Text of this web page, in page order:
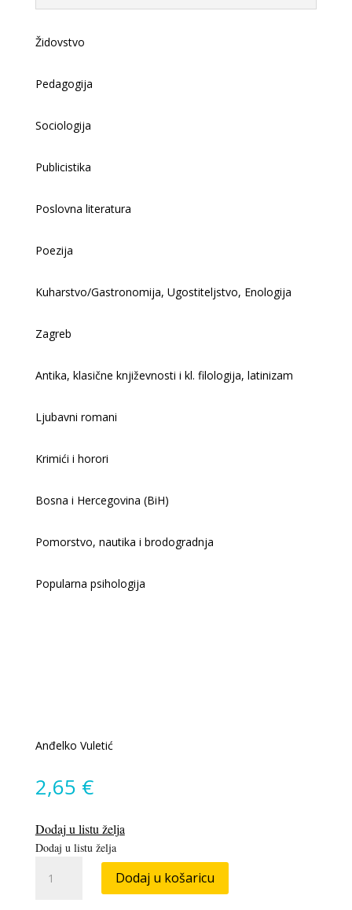
Židovstvo
Pedagogija
Sociologija
Publicistika
Poslovna literatura
Poezija
Kuharstvo/Gastronomija, Ugostiteljstvo, Enologija
Zagreb
Antika, klasične književnosti i kl. filologija, latinizam
Ljubavni romani
Krimići i horori
Bosna i Hercegovina (BiH)
Pomorstvo, nautika i brodogradnja
Popularna psihologija
Anđelko Vuletić
2,65 €
Dodaj u listu želja
Dodaj u listu želja
sunce
Dodaj u košaricu